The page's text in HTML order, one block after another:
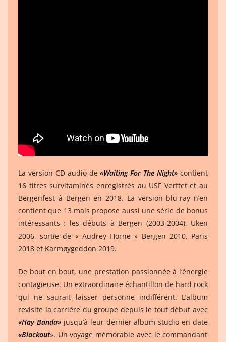
La version CD audio de«Waiting For The Night» contient
16 titres survitaminés enregistrés au USF Verftet et au
Bergenfest à Bergen en 2018. La version blu-ray n’en
contient que 13 mais propose aussi une série de bonus
intéressants : les débuts à Bergen (2003-2004), Uken
2006, sortie de « Audrey Horne » Bergen 2010, Paris
2018 et Karmøygeddon 2019.
De bout en bout, une prestation passionnée à l’énergie
contagieuse. Un extraordinaire échantillon de hard rock
qui ne saurait laisser personne indifférent. L’album
revisite la carrière du groupe depuis le tout début avec
«Hay Banda»jusqu’à leur dernier album studio en date
«Blackout». Un voyage mémorable avec le commandant